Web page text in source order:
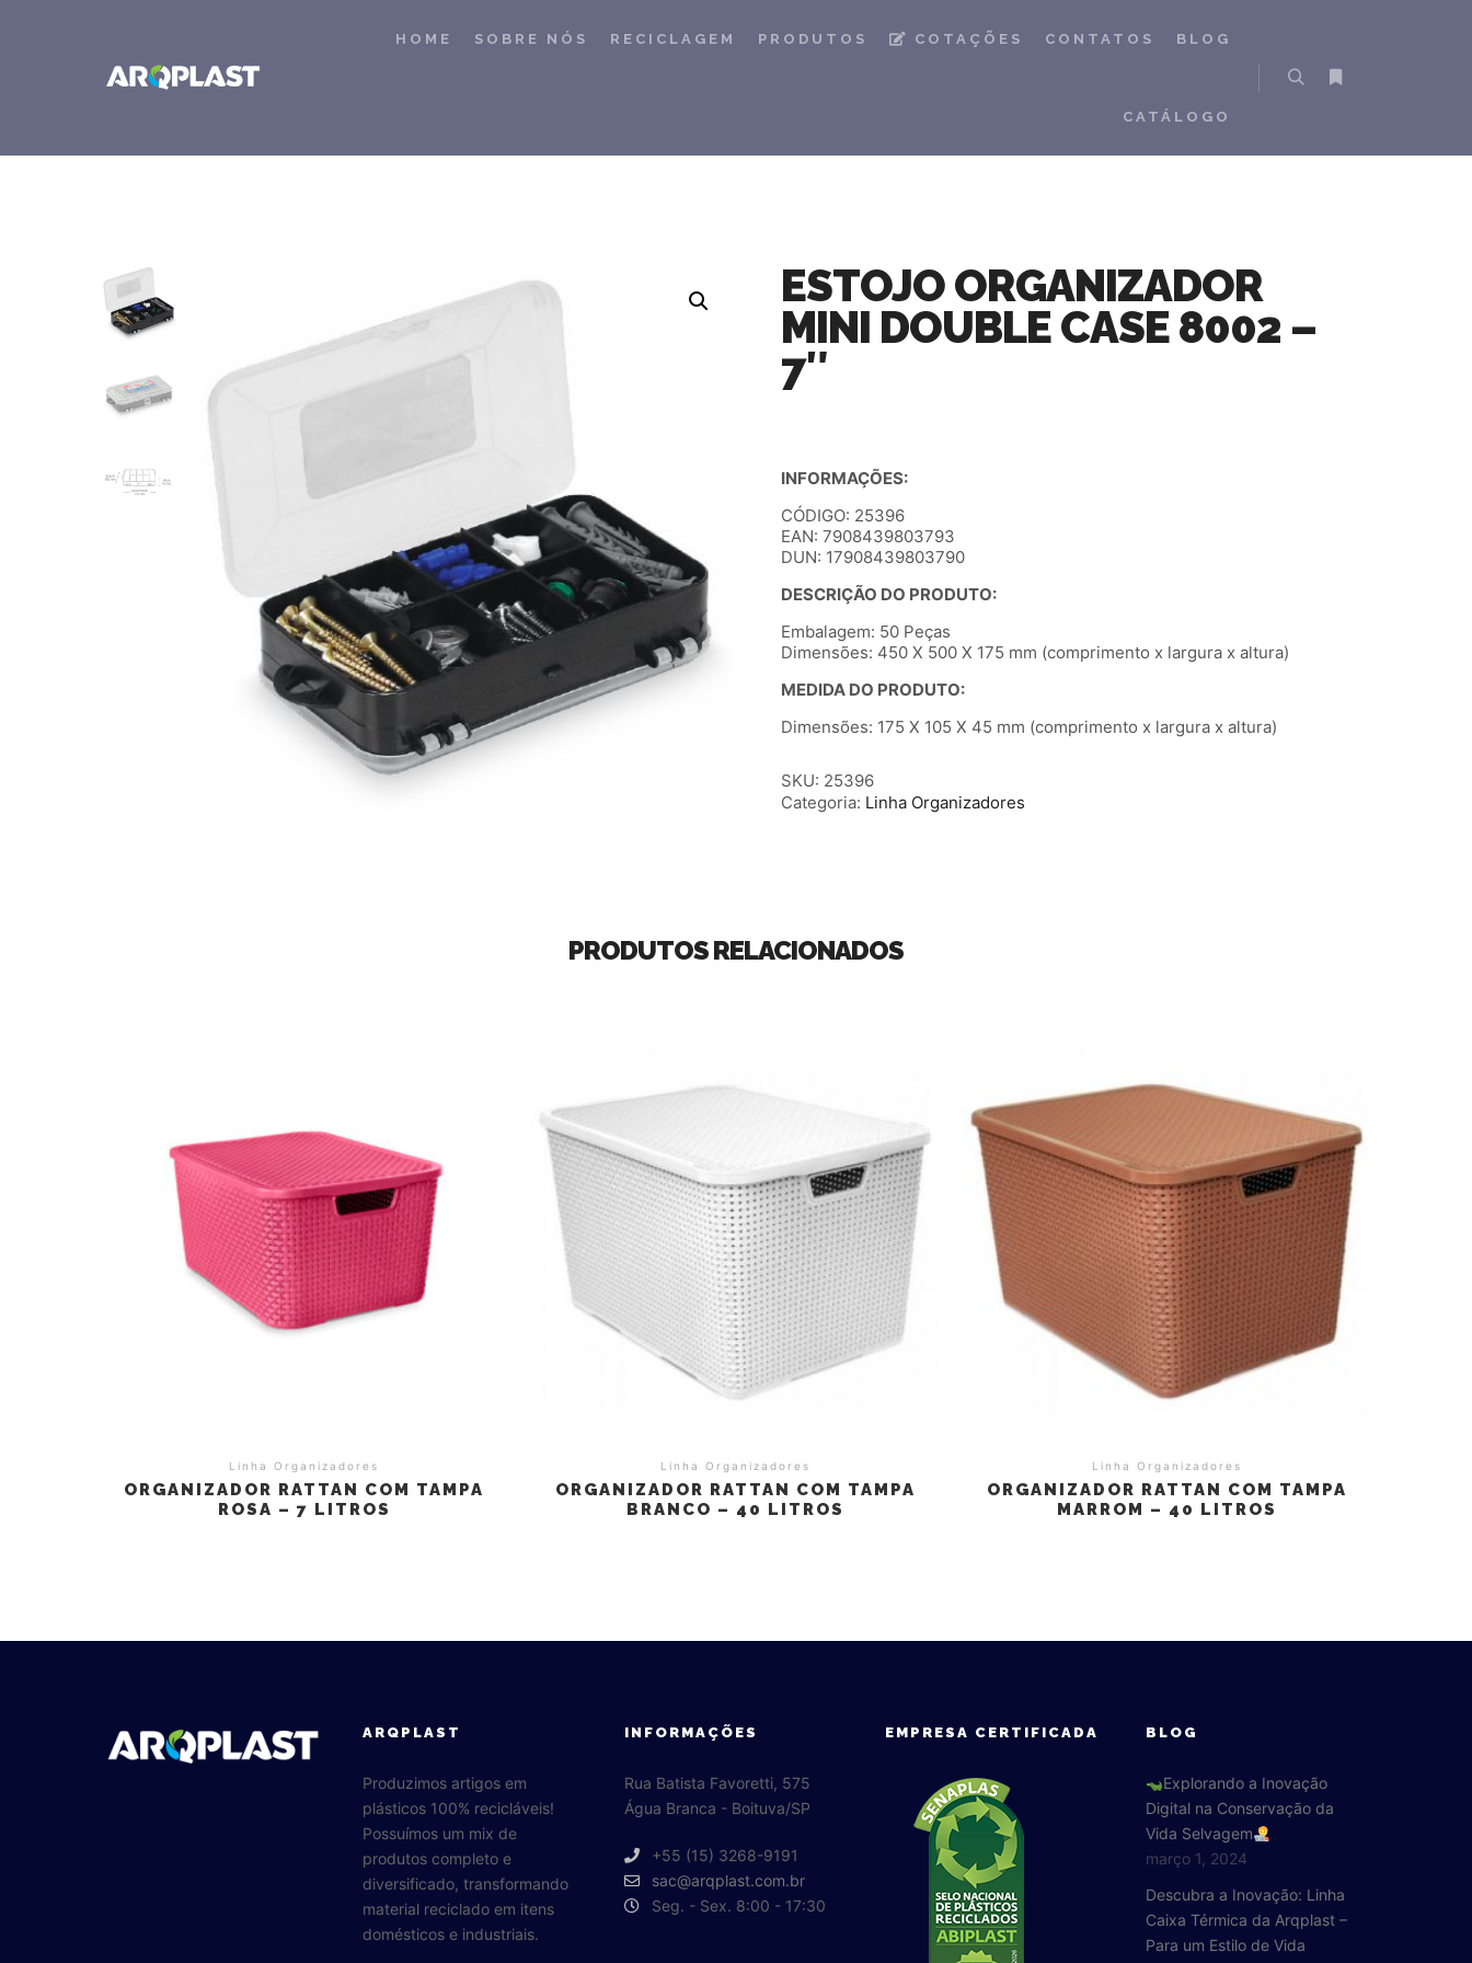
HOME SOBRE NÓS RECICLAGEM PRODUTOS COTAÇÕES CONTATOS BLOG
CATÁLOGO
ESTOJO ORGANIZADOR
MINI DOUBLE CASE 8002 –
7″
INFORMAÇÕES:
CÓDIGO: 25396
EAN: 7908439803793
DUN: 17908439803790
DESCRIÇÃO DO PRODUTO:
Embalagem: 50 Peças
Dimensões: 450 X 500 X 175 mm (comprimento x largura x altura)
MEDIDA DO PRODUTO:
Dimensões: 175 X 105 X 45 mm (comprimento x largura x altura)
SKU: 25396
Categoria: Linha Organizadores
PRODUTOS RELACIONADOS
Linha Organizadores
ORGANIZADOR RATTAN COM TAMPA
ROSA – 7 LITROS
Linha Organizadores
ORGANIZADOR RATTAN COM TAMPA
BRANCO – 40 LITROS
Linha Organizadores
ORGANIZADOR RATTAN COM TAMPA
MARROM – 40 LITROS
ARQPLAST
Produzimos artigos em
plásticos 100% recicláveis!
Possuímos um mix de
produtos completo e
diversificado, transformando
material reciclado em itens
domésticos e industriais.
INFORMAÇÕES
Rua Batista Favoretti, 575
Água Branca - Boituva/SP
+55 (15) 3268-9191
sac@arqplast.com.br
Seg. - Sex. 8:00 - 17:30
EMPRESA CERTIFICADA BLOG
Explorando a Inovação
Digital na Conservação da
Vida Selvagem
março 1, 2024
Descubra a Inovação: Linha
Caixa Térmica da Arqplast –
Para um Estilo de Vida